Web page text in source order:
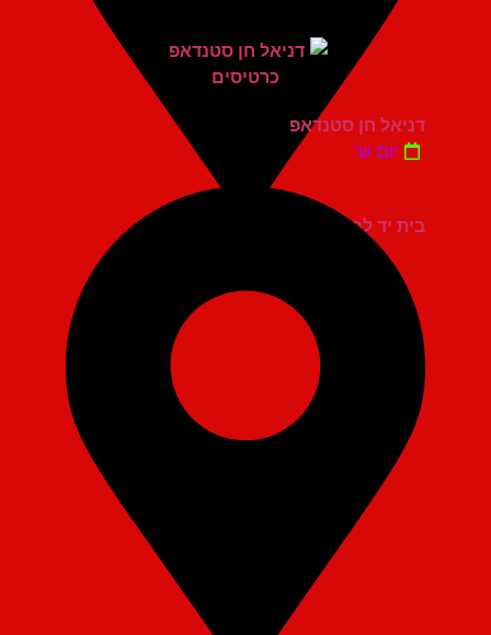
בית יד לבנים אשדוד
דניאל חן סטנדאפ
יום ש'